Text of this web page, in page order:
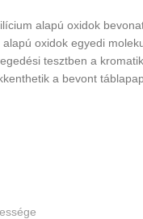
alapú oxidok
oxidok egyedi
tesztben a
a bevont